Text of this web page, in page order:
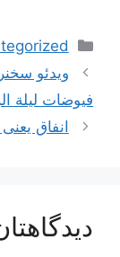
دسته‌ها
ناوبری
نوشته‌ها
ویدئو
فیوضات لیلة
انفاق